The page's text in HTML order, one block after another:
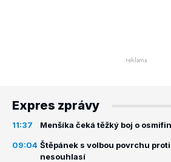
Expres zprávy
11:37 Menšíka čeká těžký boj o
09:04 Štěpánek s volbou povrchu
nesouhlasí